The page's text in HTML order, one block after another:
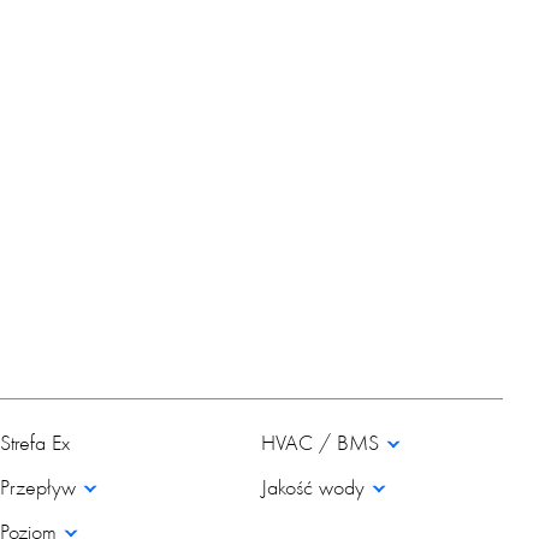
Strefa Ex
Przepływ
HVAC / BMS
Jakość wody